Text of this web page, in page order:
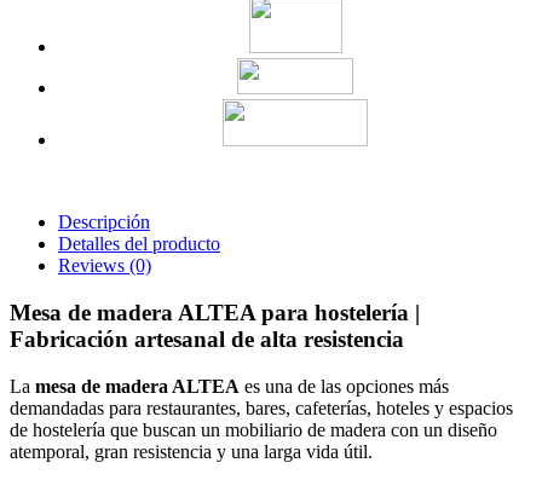
Descripción
Detalles del producto
Reviews (0)
Mesa de madera ALTEA para hostelería |
Fabricación artesanal de alta resistencia
La mesa de madera ALTEA es una de las opciones más
demandadas para restaurantes, bares, cafeterías, hoteles y espacios
de hostelería que buscan un mobiliario de madera con un diseño
atemporal, gran resistencia y una larga vida útil.